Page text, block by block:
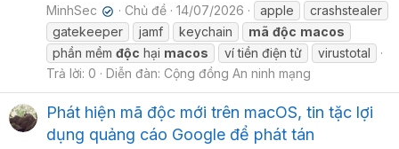
MinhSec ✔ Chủ đề 14/07/2026 apple
crashstealer
gatekeeper
jamf keychain mã độc macos
phần mềm độc hại macos ví tiền điện tử
virustotal
Trả lời: 0
Diễn đàn: Cộng đồng An ninh mạng
Phát hiện mã độc mới trên macOS, tin tặc lợi
dụng quảng cáo Google để phát tán